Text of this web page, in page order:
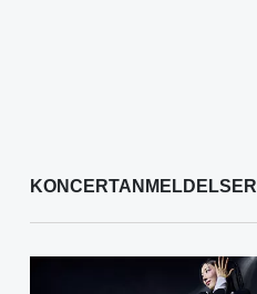
KONCERTANMELDELSER